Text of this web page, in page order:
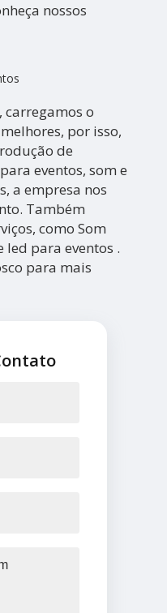
nossos
carregamos o
por isso,
de
eventos, som e
a empresa nos
Também
como Som
led para eventos .
para mais